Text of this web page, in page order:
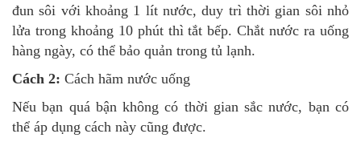
đun sôi với khoảng 1 lít nước, duy trì thời gian sôi nhỏ
lửa trong khoảng 10 phút thì tắt bếp. Chắt nước ra uống
hàng ngày, có thể bảo quản trong tủ lạnh.
Cách 2: Cách hãm nước uống
Nếu bạn quá bận không có thời gian sắc nước, bạn có
thể áp dụng cách này cũng được.